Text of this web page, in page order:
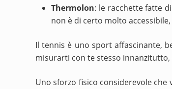
Thermolon: le racchette fatte
non è di certo molto
Il tennis è uno sport affascinante,
misurarti con te stesso innanzitutto,
Uno sforzo fisico considerevole